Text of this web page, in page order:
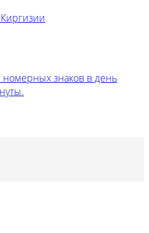
номерных знаков в день